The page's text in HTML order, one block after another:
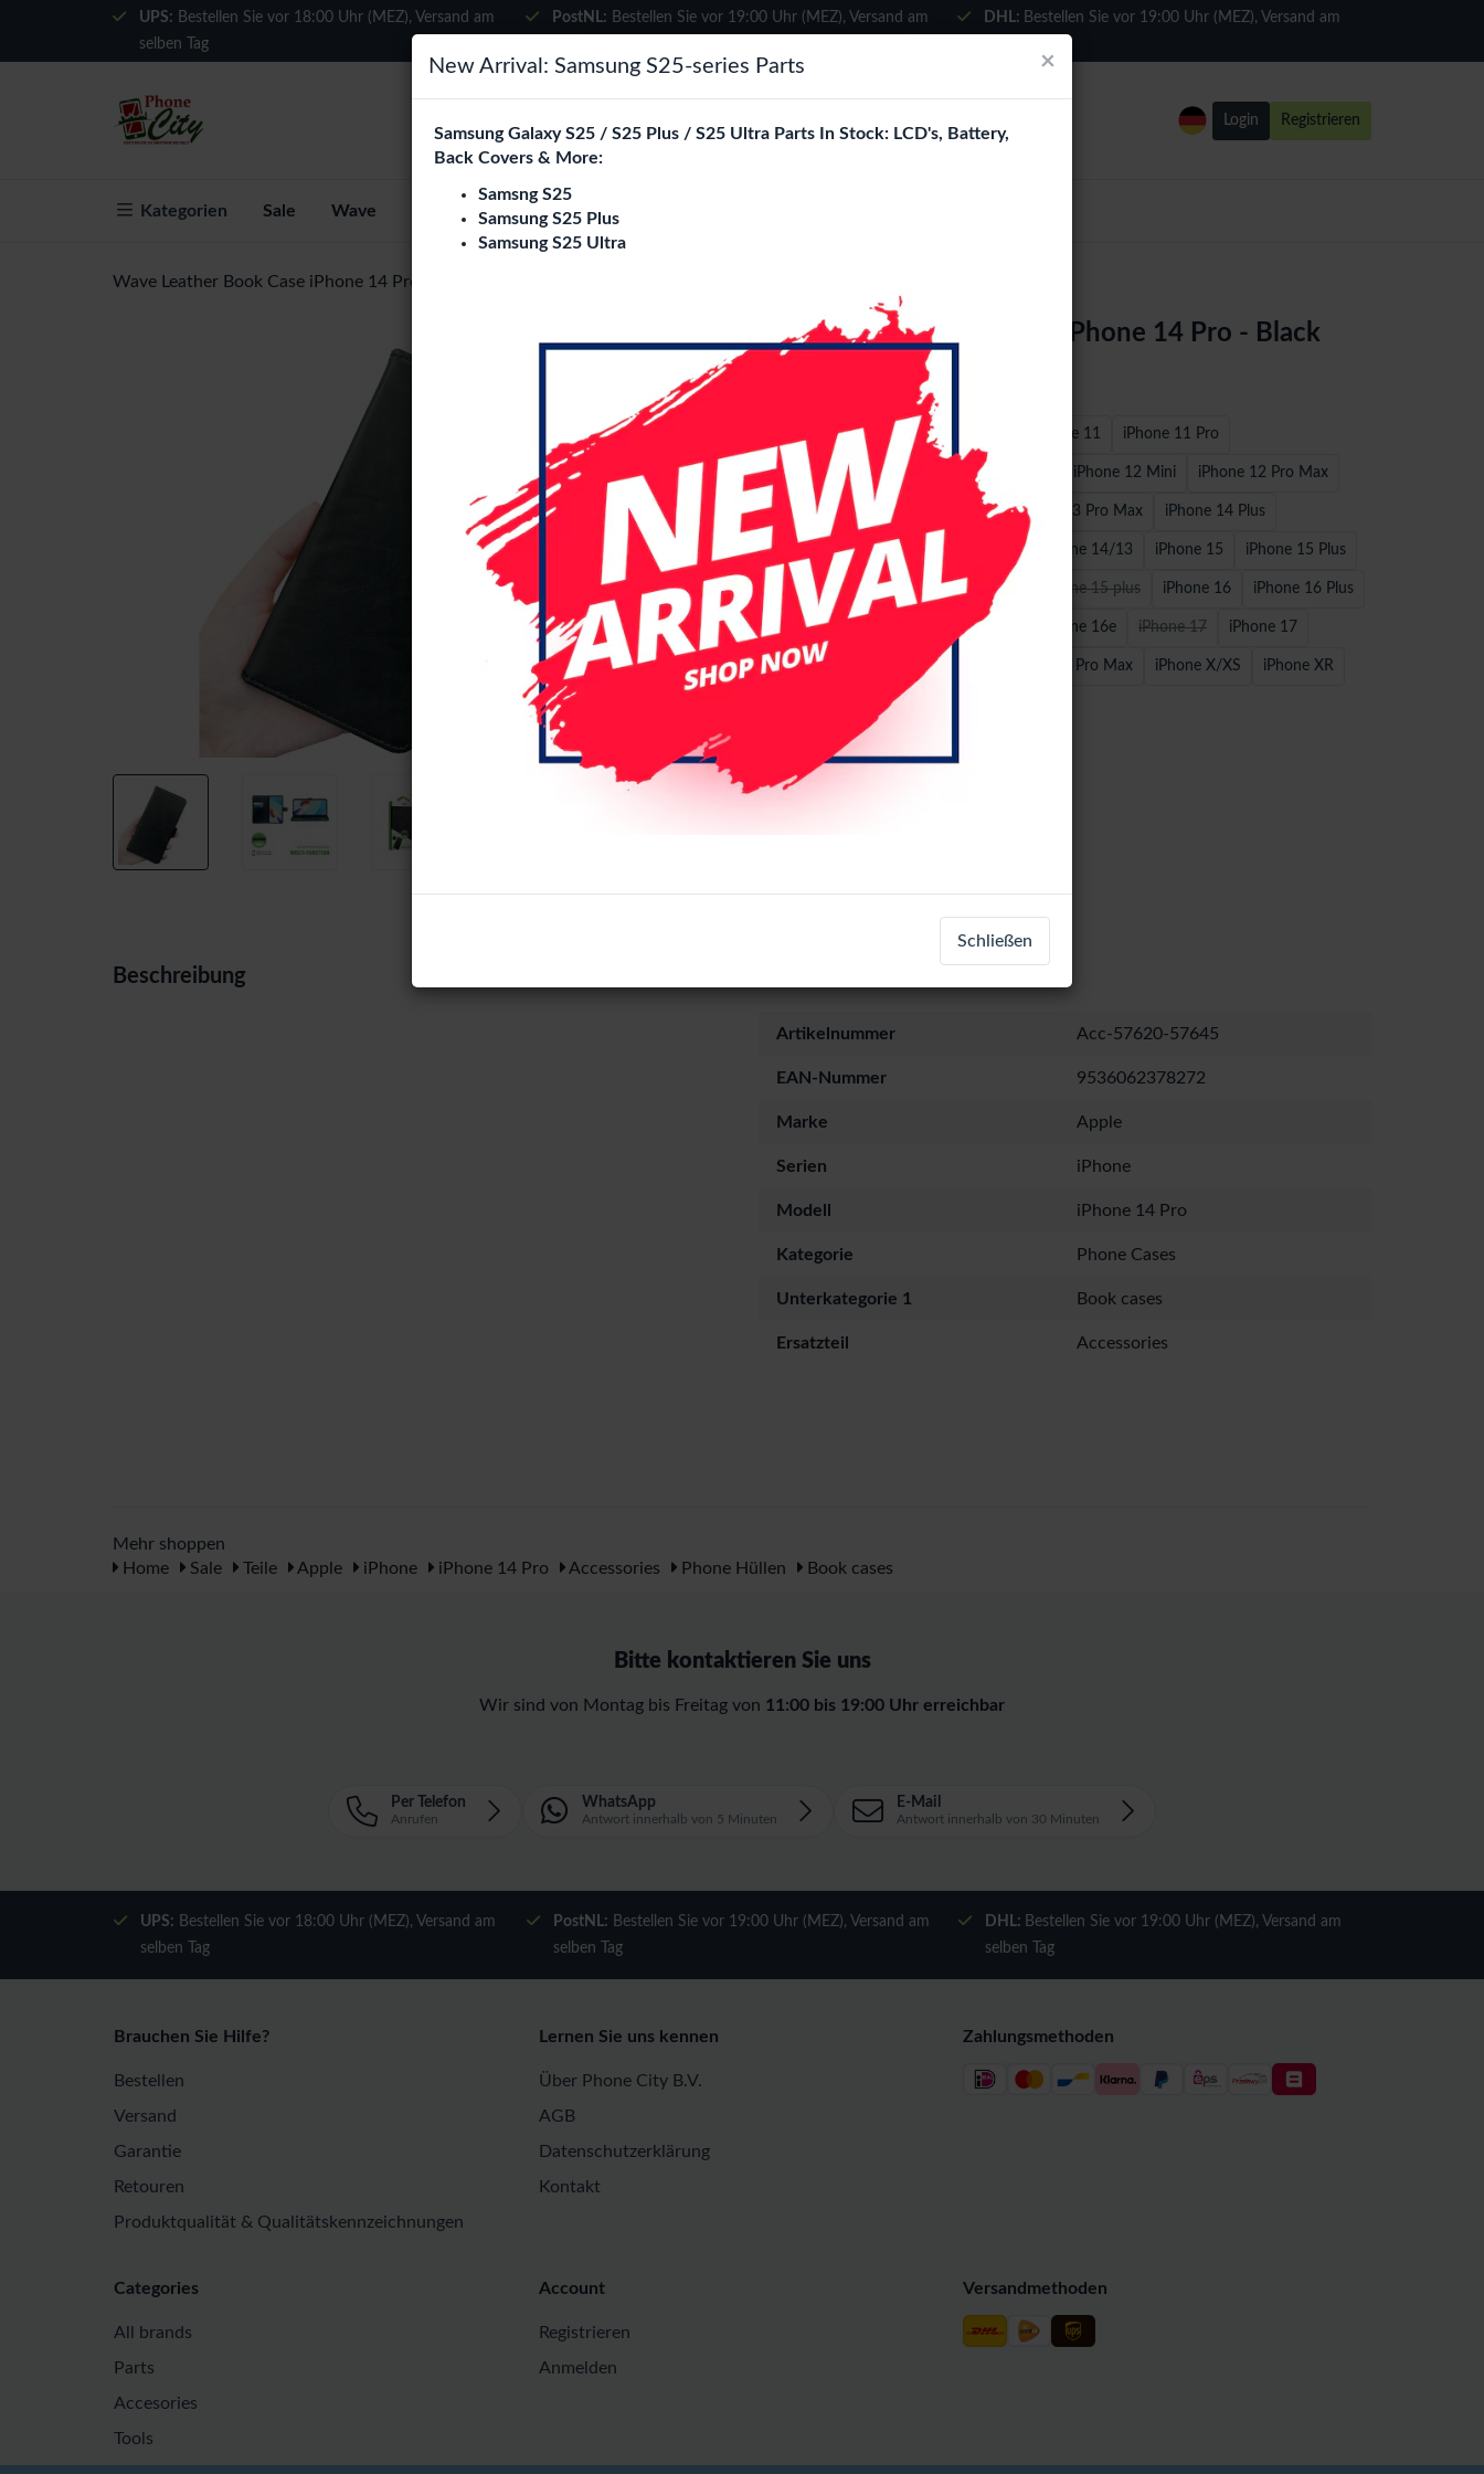
Wählen Sie Ihre Sprache
Es sieht so aus, als wären Sie in
Vereinigte Staaten
UPS: Bestellen Sie vor 18:00 Uhr (MEZ), Versand am
selben Tag
PostNL: Bestellen Sie vor 19:00 Uhr (MEZ), Versand am
DHL: Bestellen Sie vor 19:00 Uhr (MEZ), Versand am
Login Registrieren
Kategorien Sale Wave Über Phone City Blogs
Wave Leather Book Case iPhone 14 Pro - Black
Wave Leather Book Case iPhone 14 Pro - Black
iPhone 7 Plus/ 8 Plus iPhone 7/8 iPhone 11 iPhone 11 Pro
iPhone 11 Pro Max iPhone 12 / 12 Pro iPhone 12 Mini iPhone 12 Pro Max
iPhone 13 Mini iPhone 13 Pro iPhone 13 Pro Max iPhone 14 Plus
iPhone 14 Pro iPhone 14 Pro Max iPhone 14/13 iPhone 15 iPhone 15 Plus
iPhone 15 Pro iPhone 15 Pro Max iPhone 15 plus iPhone 16 iPhone 16 Plus
iPhone 16 Pro iPhone 16 Pro Max iPhone 16e iPhone 17 iPhone 17
iPhone 17 Air iPhone 17 Pro iPhone 17 Pro Max iPhone X/XS iPhone XR
Black
Beschreibung
Artikelnummer Acc-57620-57645
EAN-Nummer 9536062378272
Marke Apple
Serien iPhone
Modell iPhone 14 Pro
Kategorie Phone Cases
Unterkategorie 1 Book cases
Ersatzteil Accessories
Mehr shoppen
Home
Sale Teile Apple iPhone iPhone 14 Pro Accessories Phone Hüllen Book cases
Bitte kontaktieren Sie uns
Wir sind von Montag bis Freitag von 11:00 bis 19:00 Uhr erreichbar
Per Telefon
Anrufen
WhatsApp
Antwort innerhalb von 5 Minuten
E-Mail
Antwort innerhalb von 30 Minuten
UPS: Bestellen Sie vor 18:00 Uhr (MEZ), Versand am
selben Tag
PostNL: Bestellen Sie vor 19:00 Uhr (MEZ), Versand am
selben Tag
DHL: Bestellen Sie vor 19:00 Uhr (MEZ), Versand am
selben Tag
Brauchen Sie Hilfe?
Bestellen
Versand
Garantie
Retouren
Produktqualität & Qualitätskennzeichnungen
Lernen Sie uns kennen
Über Phone City B.V.
AGB
Datenschutzerklärung
Kontakt
Zahlungsmethoden
Versandmethoden
Categories
All brands
Parts
Accesories
Tools
Account
Registrieren
Anmelden
×
New Arrival: Samsung S25-series Parts
Samsung Galaxy S25 / S25 Plus / S25 Ultra Parts In Stock: LCD's, Battery,
Back Covers & More:
Samsng S25
Samsung S25 Plus
Samsung S25 Ultra
Schließen